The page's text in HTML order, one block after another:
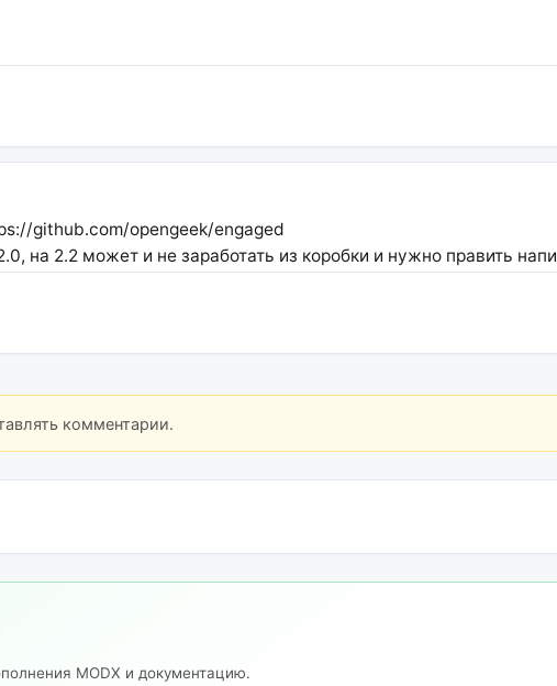
github.com/opengeek/engaged
на 2.2 может и не заработать из коробки и нужно править
комментарии.
MODX и документацию.